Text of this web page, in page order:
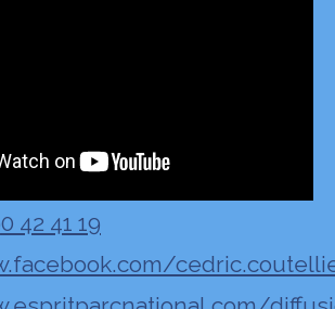
42 41 19